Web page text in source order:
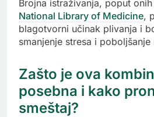
Brojna istraživanja, poput
National Library of Medicine,
blagotvorni učinak plivanja i
smanjenje stresa i
Zašto je ova
posebna i kako
smeštaj?